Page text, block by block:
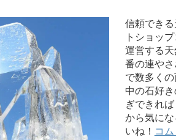
信頼でき
トショッ
運営する
番の連や
で数多く
中の石好
ぎできれ
から気に
いね！ コ